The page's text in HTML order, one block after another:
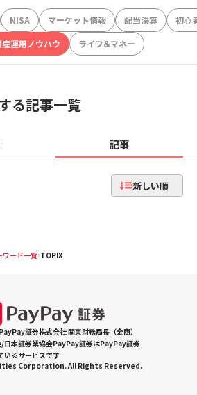
NISA マーケット情報 配当決算
初心
産運用ノウハウ ライフ&マネー
る記事一覧
記事
新しい順
ワード一覧 TOPIX
証券株式会社 関東財務局長（金商）
日本証券業協会PayPay証券はPayPay証券
いるサービスです
Corporation. All Rights Reserved.